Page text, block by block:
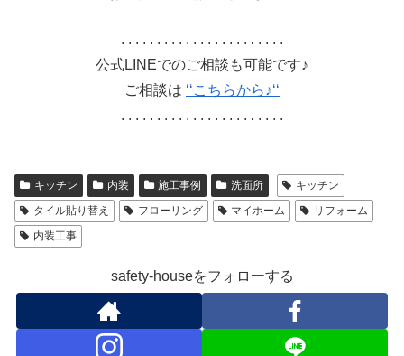
. . . . . . . . . . . . . . . . . . . . . . .
公式LINEでのご相談も可能です♪
ご相談は ‘‘こちらから♪‘‘
. . . . . . . . . . . . . . . . . . . . . . .
キッチン 内装 施工事例 洗面所
キッチン
タイル貼り替え
フローリング マイホーム
リフォーム
内装工事
safety-houseをフォローする